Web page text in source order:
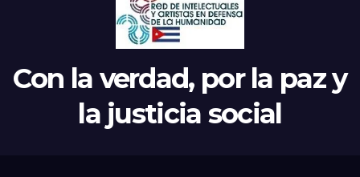
Con la verdad, por la paz y
la justicia social